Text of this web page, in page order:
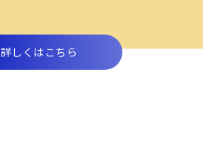
詳しくはこちら